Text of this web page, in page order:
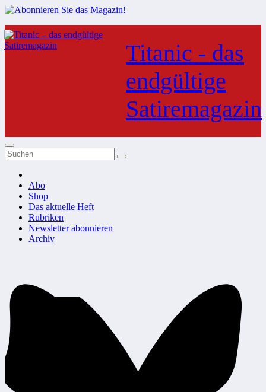
Zum
Inhalt
springen
Titanic - das
endgültige
Satiremagazin
Abo
Shop
Das aktuelle Heft
Rubriken
Newsletter abonnieren
Archiv